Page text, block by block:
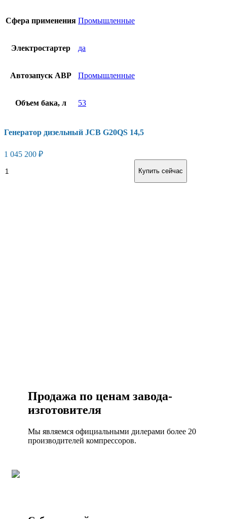
Сфера применения Промышленные
Электростартер да
Автозапуск АВР Промышленные
Объем бака, л 53
Генератор дизельный JCB G20QS 14,5
1 045 200 ₽
Купить сейчас
Продажа по ценам завода-
изготовителя
Мы являемся официальными дилерами более 20
производителей компрессоров.